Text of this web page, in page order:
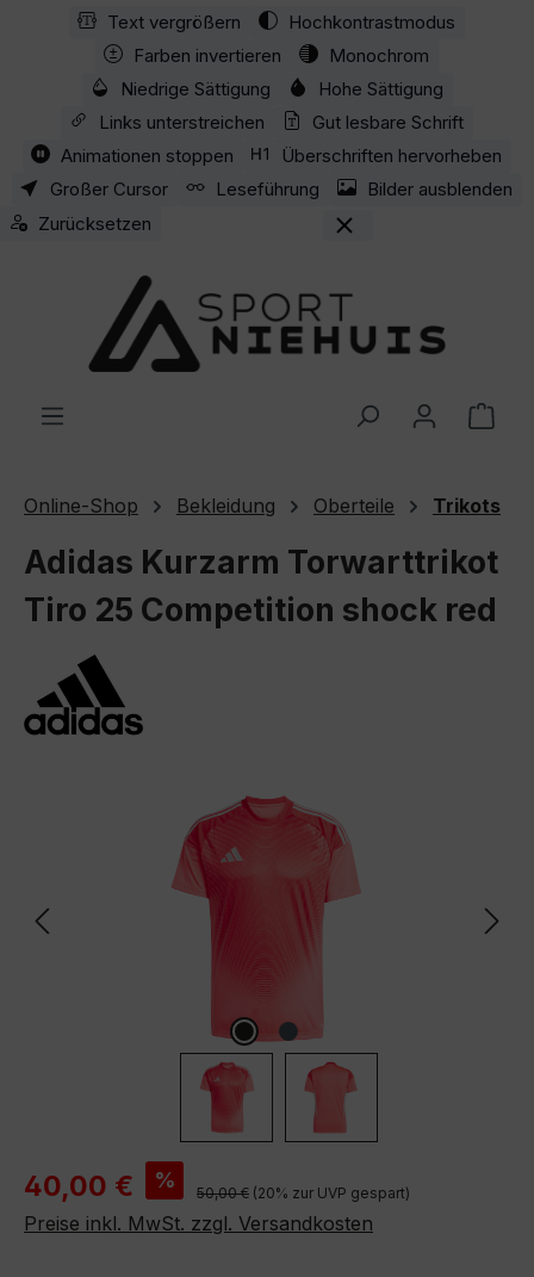
Zum Hauptinhalt springen
Text vergrößern
Hochkontrastmodus
Farben invertieren
Monochrom
Niedrige Sättigung
Hohe Sättigung
Links unterstreichen
Gut lesbare Schrift
Animationen stoppen
Überschriften hervorheben
Großer Cursor
Leseführung
Bilder ausblenden
Zurücksetzen
Online-Shop Bekleidung Oberteile Trikots
Adidas Kurzarm Torwarttrikot
Tiro 25 Competition shock red
Bildergalerie überspringen
Verkaufspreis:
40,00 € % Regulärer Preis:
50,00 € (20% zur UVP gespart)
Preise inkl. MwSt. zzgl. Versandkosten